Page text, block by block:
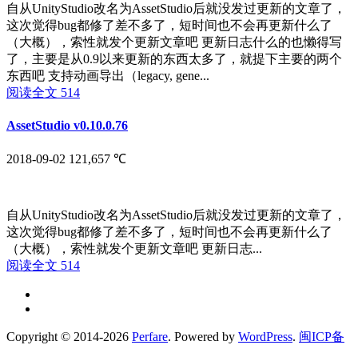
自从UnityStudio改名为AssetStudio后就没发过更新的文章了，
这次觉得bug都修了差不多了，短时间也不会再更新什么了
（大概），索性就发个更新文章吧 更新日志什么的也懒得写
了，主要是从0.9以来更新的东西太多了，就提下主要的两个
东西吧 支持动画导出（legacy, gene...
阅读全文 514
AssetStudio v0.10.0.76
2018-09-02 121,657 ℃
自从UnityStudio改名为AssetStudio后就没发过更新的文章了，
这次觉得bug都修了差不多了，短时间也不会再更新什么了
（大概），索性就发个更新文章吧 更新日志...
阅读全文 514
Copyright © 2014-2026 Perfare. Powered by WordPress. 闽ICP备